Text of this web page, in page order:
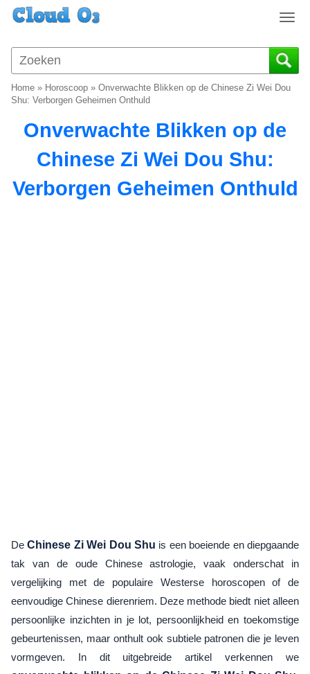
T
g
g
a
Home » Horoscoop » Onverwachte Blikken op de Chinese Zi Wei Dou
Shu: Verborgen Geheimen Onthuld
Onverwachte Blikken op de
Chinese Zi Wei Dou Shu:
Verborgen Geheimen Onthuld
DeChinese Zi Wei Dou Shu is een boeiende en diepgaande
tak van de oude Chinese astrologie, vaak onderschat in
vergelijking met de populaire Westerse horoscopen of de
eenvoudige Chinese dierenriem. Deze methode biedt niet alleen
persoonlijke inzichten in je lot, persoonlijkheid en toekomstige
gebeurtenissen, maar onthult ook subtiele patronen die je leven
vormgeven. In dit uitgebreide artikel verkennen we